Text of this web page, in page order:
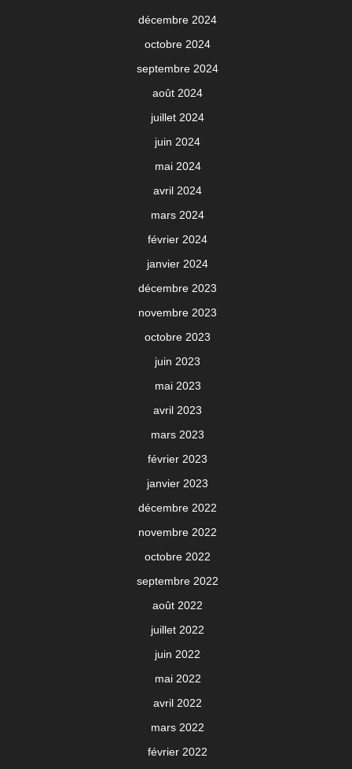
décembre 2024
octobre 2024
septembre 2024
août 2024
juillet 2024
juin 2024
mai 2024
avril 2024
mars 2024
février 2024
janvier 2024
décembre 2023
novembre 2023
octobre 2023
juin 2023
mai 2023
avril 2023
mars 2023
février 2023
janvier 2023
décembre 2022
novembre 2022
octobre 2022
septembre 2022
août 2022
juillet 2022
juin 2022
mai 2022
avril 2022
mars 2022
février 2022